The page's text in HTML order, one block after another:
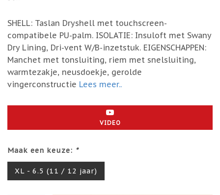
SHELL: Taslan Dryshell met touchscreen-
compatibele PU-palm. ISOLATIE: Insuloft met Swany
Dry Lining, Dri-vent W/B-inzetstuk. EIGENSCHAPPEN:
Manchet met tonsluiting, riem met snelsluiting,
warmtezakje, neusdoekje, gerolde
vingerconstructie Lees meer..
VIDEO
Maak een keuze: *
XL - 6.5 (11 / 12 jaar)